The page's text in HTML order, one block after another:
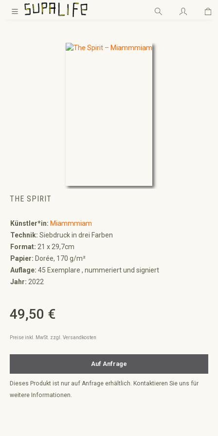
Zum Hauptinhalt springen
THE SPIRIT
Künstler*in: Miammmiam
Technik: Siebdruck in drei Farben
Format: 21 x 29,7cm
Papier: Dorée, 170 g/m²
Auflage: 45 Exemplare , nummeriert und signiert
Jahr: 2022
Regulärer Preis:
49,50 €
Preise inkl. MwSt. zzgl. Versandkosten
Auf Anfrage
Dieses Produkt ist nur auf Anfrage erhältlich. Kontaktieren Sie uns für
weitere Informationen.